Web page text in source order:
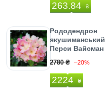
263.84 ₴
Рододендрон
якушиманський
Перси Вайсман
2780 ₴ –20%
2224 ₴